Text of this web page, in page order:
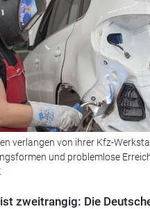
verlangen von ihrer Kfz-
und problemlose
zweitrangig: Die